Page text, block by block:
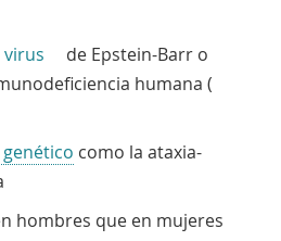
virus de Epstein-Barro
humana (
como la ataxia-
hombres que en mujeres